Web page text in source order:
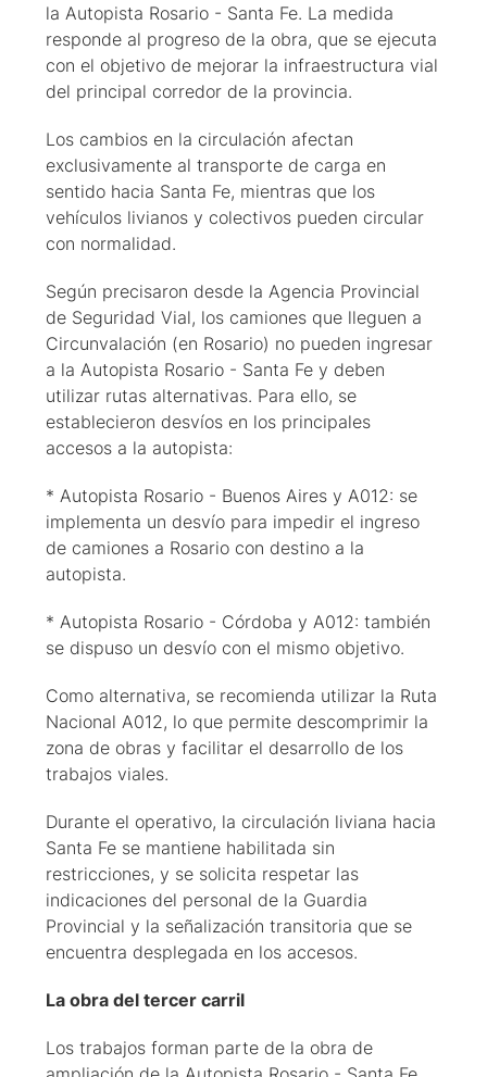
la Autopista Rosario - Santa Fe. La medida
responde al progreso de la obra, que se ejecuta
con el objetivo de mejorar la infraestructura vial
del principal corredor de la provincia.
Los cambios en la circulación afectan
exclusivamente al transporte de carga en
sentido hacia Santa Fe, mientras que los
vehículos livianos y colectivos pueden circular
con normalidad.
Según precisaron desde la Agencia Provincial
de Seguridad Vial, los camiones que lleguen a
Circunvalación (en Rosario) no pueden ingresar
a la Autopista Rosario - Santa Fe y deben
utilizar rutas alternativas. Para ello, se
establecieron desvíos en los principales
accesos a la autopista:
* Autopista Rosario - Buenos Aires y A012: se
implementa un desvío para impedir el ingreso
de camiones a Rosario con destino a la
autopista.
* Autopista Rosario - Córdoba y A012: también
se dispuso un desvío con el mismo objetivo.
Como alternativa, se recomienda utilizar la Ruta
Nacional A012, lo que permite descomprimir la
zona de obras y facilitar el desarrollo de los
trabajos viales.
Durante el operativo, la circulación liviana hacia
Santa Fe se mantiene habilitada sin
restricciones, y se solicita respetar las
indicaciones del personal de la Guardia
Provincial y la señalización transitoria que se
encuentra desplegada en los accesos.
La obra del tercer carril
Los trabajos forman parte de la obra de